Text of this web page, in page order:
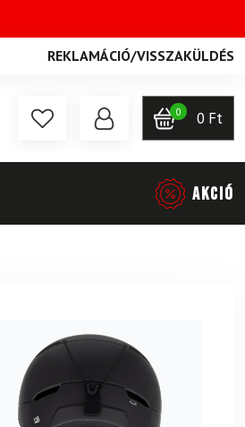
REKLAMÁCIÓ/VISSZAKÜLDÉS
0 0 Ft
AKCIÓ